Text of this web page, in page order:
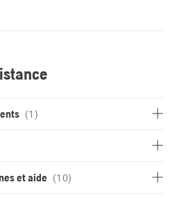
(1)
et aide (10)